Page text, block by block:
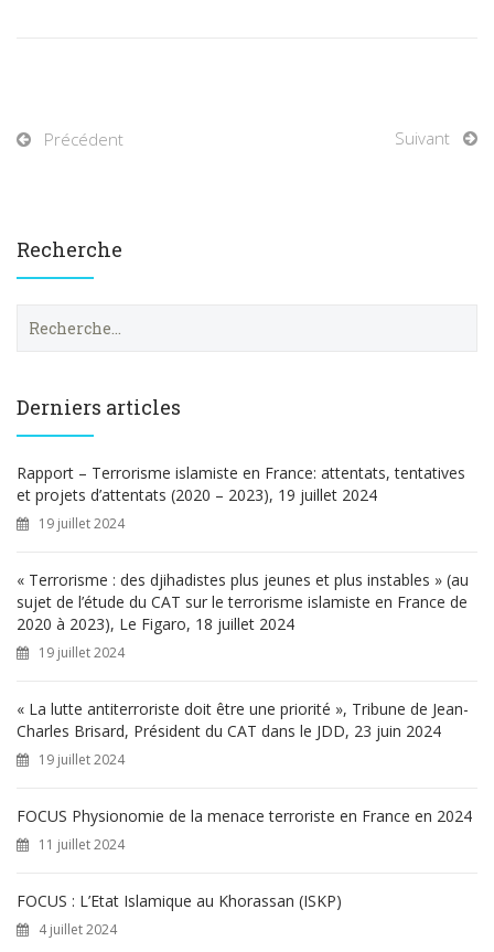
Précédent Suivant
Recherche
e
h
e
r
Derniers articles
Rapport – Terrorisme islamiste en France: attentats, tentatives
et projets d’attentats (2020 – 2023), 19 juillet 2024
19 juillet 2024
« Terrorisme : des djihadistes plus jeunes et plus instables » (au
sujet de l’étude du CAT sur le terrorisme islamiste en France de
2020 à 2023), Le Figaro, 18 juillet 2024
19 juillet 2024
« La lutte antiterroriste doit être une priorité », Tribune de Jean-
Charles Brisard, Président du CAT dans le JDD, 23 juin 2024
19 juillet 2024
FOCUS Physionomie de la menace terroriste en France en 2024
11 juillet 2024
FOCUS : L’Etat Islamique au Khorassan (ISKP)
4 juillet 2024